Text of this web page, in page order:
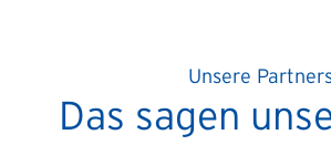
Unsere
Das sagen